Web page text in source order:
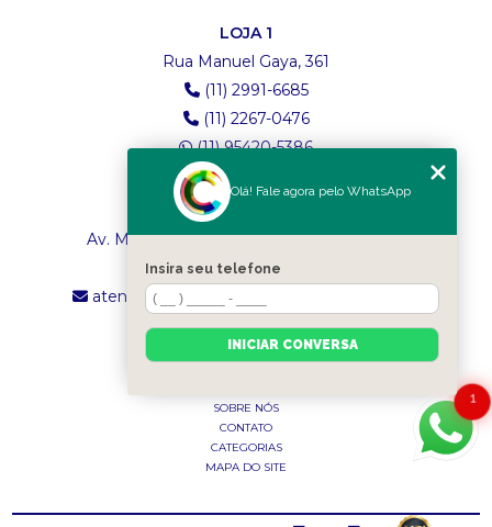
LOJA 1
Rua Manuel Gaya, 361
(11) 2991-6685
(11) 2267-0476
(11) 95420-5386
LOJA 2
Av. Maria Amália Lopes de Azevedo, 4260
(11) 2241-8434
atendimento.classictexturas@outlook.com
MENU
SOBRE NÓS
CONTATO
CATEGORIAS
MAPA DO SITE
1
Olá! Fale agora pelo WhatsApp
Insira seu telefone
INICIAR CONVERSA